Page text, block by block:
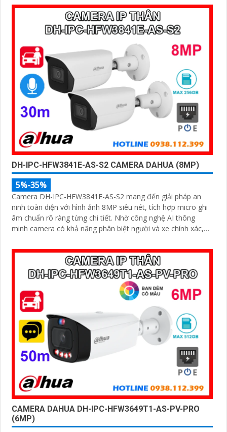
256GB mang đến giải pháp giám sát toàn diện và hiệu quả
DH-IPC-HFW3841E-AS-S2 CAMERA DAHUA (8MP)
5%-35%
Camera DH-IPC-HFW3841E-AS-S2 mang đến giải pháp an
ninh toàn diện với hình ảnh 8MP siêu nét, tích hợp micro ghi
âm chuẩn rõ ràng từng chi tiết. Nhờ công nghệ AI thông
minh camera có khả năng phân biệt người và xe chính xác,
CAMERA DAHUA DH-IPC-HFW3649T1-AS-PV-PRO
(6MP)